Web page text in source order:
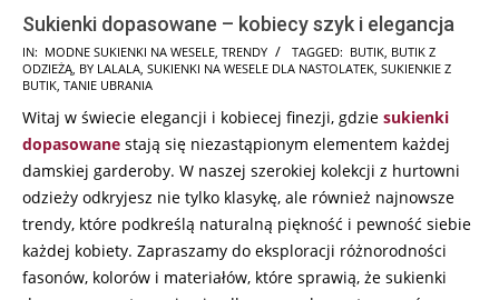
Sukienki dopasowane – kobiecy szyk i elegancja
2024-
01-
IN: MODNE SUKIENKI NA WESELE TRENDY TAGGED: BUTIK BUTIK Z
ODZIEŻĄ BY LALALA SUKIENKI NA WESELE DLA NASTOLATEK SUKIENKIE Z
BUTIK TANIE UBRANIA
Witaj w świecie elegancji i kobiecej finezji, gdzie sukienki
dopasowane stają się niezastąpionym elementem każdej
damskiej garderoby. W naszej szerokiej kolekcji z hurtowni
odzieży odkryjesz nie tylko klasykę, ale również najnowsze
trendy, które podkreślą naturalną piękność i pewność siebie
każdej kobiety. Zapraszamy do eksploracji różnorodności
fasonów, kolorów i materiałów, które sprawią, że sukienki